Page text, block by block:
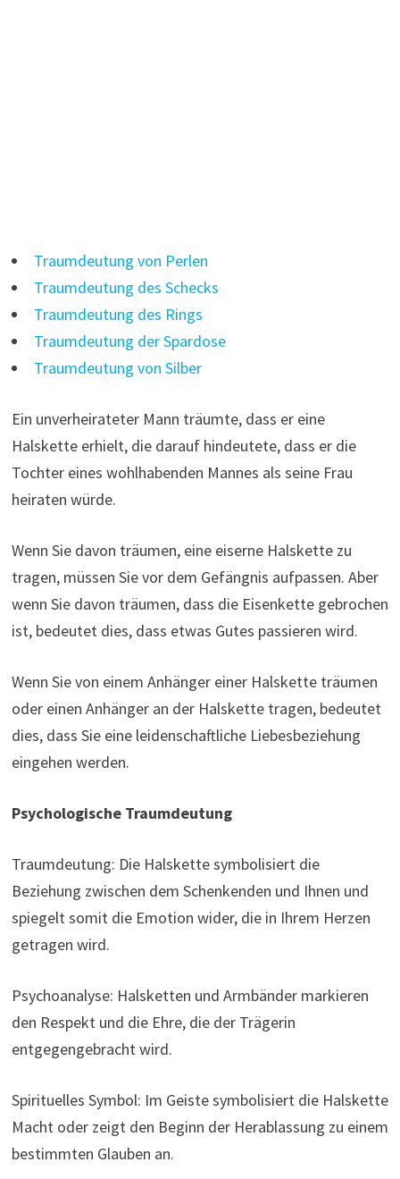
Traumdeutung von Perlen
Traumdeutung des Schecks
Traumdeutung des Rings
Traumdeutung der Spardose
Traumdeutung von Silber
Ein unverheirateter Mann träumte, dass er eine
Halskette erhielt, die darauf hindeutete, dass er die
Tochter eines wohlhabenden Mannes als seine Frau
heiraten würde.
Wenn Sie davon träumen, eine eiserne Halskette zu
tragen, müssen Sie vor dem Gefängnis aufpassen. Aber
wenn Sie davon träumen, dass die Eisenkette gebrochen
ist, bedeutet dies, dass etwas Gutes passieren wird.
Wenn Sie von einem Anhänger einer Halskette träumen
oder einen Anhänger an der Halskette tragen, bedeutet
dies, dass Sie eine leidenschaftliche Liebesbeziehung
eingehen werden.
Psychologische Traumdeutung
Traumdeutung: Die Halskette symbolisiert die
Beziehung zwischen dem Schenkenden und Ihnen und
spiegelt somit die Emotion wider, die in Ihrem Herzen
getragen wird.
Psychoanalyse: Halsketten und Armbänder markieren
den Respekt und die Ehre, die der Trägerin
entgegengebracht wird.
Spirituelles Symbol: Im Geiste symbolisiert die Halskette
Macht oder zeigt den Beginn der Herablassung zu einem
bestimmten Glauben an.